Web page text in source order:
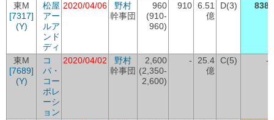
東M
[7317]
(Y)
松屋
アー
ルア
ンド
ディ
2020/04/06
野村
幹事団
960
(910-
960)
910 6.51
億
D(3) 838
東M
[7689]
(Y)
コ
パ・
コー
ポレ
ーシ
ョン
2020/04/02
野村
幹事団
2,600
(2,350-
2,600)
-
25.4
億
C(5) -